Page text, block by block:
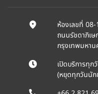
ห้องเลขที่ 08-
ถนนรัชดาภิเ
กรุงเทพมหาน
เปิดบริการทุ
(หยุดทุกวันนั